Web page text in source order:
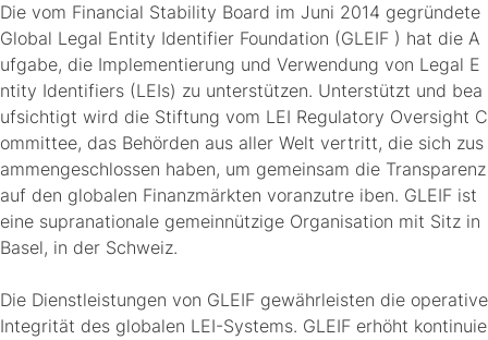
Die vom Financial Stability Board im Juni 2014 gegründete
Global Legal Entity Identifier Foundation (GLEIF ) hat die A
ufgabe, die Implementierung und Verwendung von Legal E
ntity Identifiers (LEIs) zu unterstützen. Unterstützt und bea
ufsichtigt wird die Stiftung vom LEI Regulatory Oversight C
ommittee, das Behörden aus aller Welt vertritt, die sich zus
ammengeschlossen haben, um gemeinsam die Transparenz
auf den globalen Finanzmärkten voranzutre iben. GLEIF ist
eine supranationale gemeinnützige Organisation mit Sitz in
Basel, in der Schweiz.
Die Dienstleistungen von GLEIF gewährleisten die operative
Integrität des globalen LEI-Systems. GLEIF erhöht kontinuie